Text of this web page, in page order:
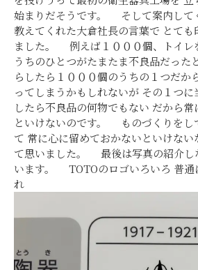
始まりだそうです。 そして案内して
教えてくれた大倉社長の言葉で とても
ました。 例えば１０００個、トイレ
うちのひとつがたまたま不良品だった
らしたら１０００個のうちの１つだか
ってしまうかもしれないが その１つに
したら不良品の何物でもない だから常
といけないのです。
ものづくりをし
て 常に心に留めておかないといけな
て思いました。 最後は写真の紹介し
います。 TOTOのロゴいろいろ 普通
れ